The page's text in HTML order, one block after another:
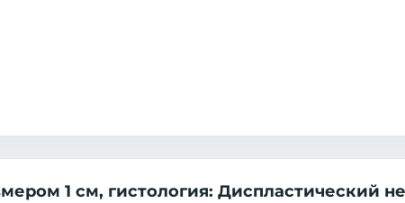
1 см, гистология: Диспластический